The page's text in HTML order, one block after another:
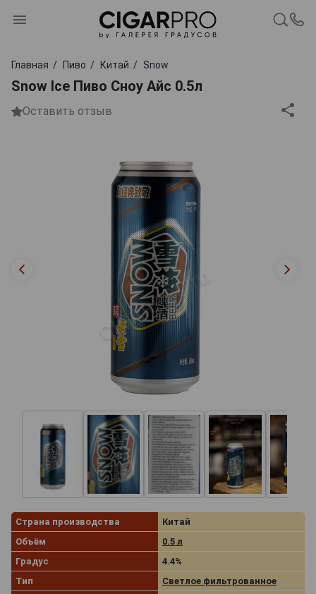
Главная Пиво Китай Snow
Snow Ice Пиво Сноу Айс 0.5л
Оставить отзыв
Страна производства
Китай
Объём
0.5 л
Градус
4.4%
Тип
Светлое фильтрованное